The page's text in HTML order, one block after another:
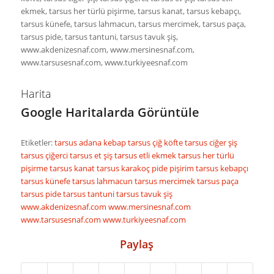
ekmek, tarsus her türlü pişirme, tarsus kanat, tarsus kebapçı,
tarsus künefe, tarsus lahmacun, tarsus mercimek, tarsus paça,
tarsus pide, tarsus tantuni, tarsus tavuk şiş,
www.akdenizesnaf.com, www.mersinesnaf.com,
www.tarsusesnaf.com, www.turkiyeesnaf.com
Harita
Google Haritalarda Görüntüle
Etiketler:tarsus adana kebaptarsus çiğ köftetarsus ciğer şiş
tarsus çiğercitarsus et şiştarsus etli ekmektarsus her türlü
pişirmetarsus kanattarsus karakoç pide pişirim tarsus kebapçı
tarsus künefetarsus lahmacun tarsus mercimektarsus paça
tarsus pidetarsus tantunitarsus tavuk şiş
www.akdenizesnaf.com www.mersinesnaf.com
www.tarsusesnaf.com www.turkiyeesnaf.com
Paylaş